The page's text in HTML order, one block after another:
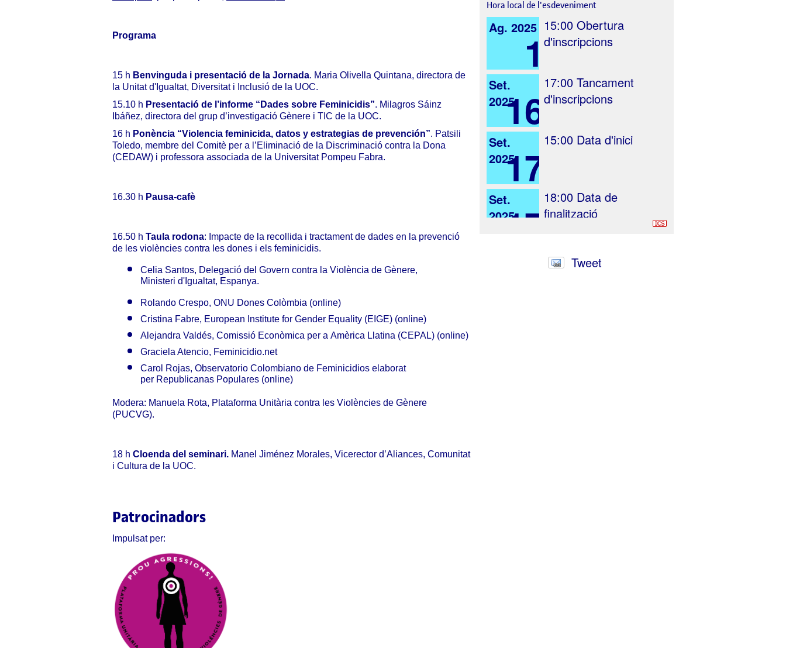
Programa
15 h Benvinguda i presentació de la Jornada. Maria Olivella Quintana, directora de
la Unitat d'Igualtat, Diversitat i Inclusió de la UOC.
15.10 h Presentació de l’informe “Dades sobre Feminicidis”. Milagros Sáinz
Ibáñez, directora del grup d’investigació Gènere i TIC de la UOC.
16 h Ponència “Violencia feminicida, datos y estrategias de prevención”. Patsili
Toledo, membre del Comitè per a l’Eliminació de la Discriminació contra la Dona
(CEDAW) i professora associada de la Universitat Pompeu Fabra.
16.30 h Pausa-cafè
16.50 h Taula rodona: Impacte de la recollida i tractament de dades en la prevenció
de les violències contra les dones i els feminicidis.
Celia Santos, Delegació del Govern contra la Violència de Gènere,
Ministeri d'Igualtat, Espanya.
Rolando Crespo, ONU Dones Colòmbia (online)
Cristina Fabre, European Institute for Gender Equality (EIGE) (online)
Alejandra Valdés, Comissió Econòmica per a Amèrica Llatina (CEPAL) (online)
Graciela Atencio, Feminicidio.net
Carol Rojas, Observatorio Colombiano de Feminicidios elaborat
per Republicanas Populares (online)
Modera: Manuela Rota, Plataforma Unitària contra les Violències de Gènere
(PUCVG).
18 h Cloenda del seminari. Manel Jiménez Morales, Vicerector d’Aliances, Comunitat
i Cultura de la UOC.
Patrocinadors
Impulsat per:
Hora local de l'esdeveniment
Ag. 2025
1
15:00 Obertura
d'inscripcions
Set.
202516
17:00 Tancament
d'inscripcions
Set.
202517
15:00 Data d'inici
Set.
202517
18:00 Data de
finalització
Tweet